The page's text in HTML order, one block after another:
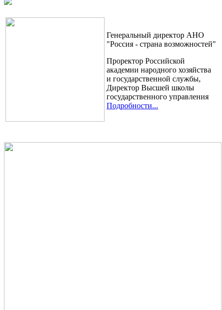
Генеральный директор АНО
"Россия - страна возможностей"
Проректор Российской
академии народного хозяйства
и государственной службы,
Директор Высшей школы
государственного управления
Подробности...